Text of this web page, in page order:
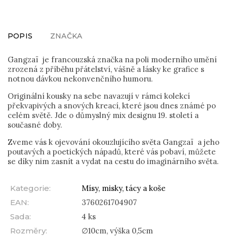
POPIS ZNAČKA
Gangzaï je francouzská značka na poli moderního umění
zrozená z příběhu přátelství, vášně a lásky ke grafice s
notnou dávkou nekonvenčního humoru.
Originální kousky na sebe navazují v rámci kolekcí
překvapivých a snových kreací, které jsou dnes známé po
celém světě. Jde o důmyslný mix designu 19. století a
současné doby.
Zveme vás k ojevování okouzlujícího světa Gangzaï a jeho
poutavých a poetických nápadů, které vás pobaví, můžete
se díky nim zasnít a vydat na cestu do imaginárního světa.
Kategorie:
Mísy, misky, tácy a koše
EAN:
3760261704907
Sada:
4 ks
Rozměry:
∅10cm, výška 0,5cm